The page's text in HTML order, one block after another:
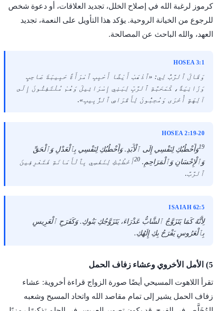
كرموز لرغبة الله في إصلاح الخلل، تجديد العلاقات، أو دعوة شخص
للرجوع من الخيانة الروحية. يؤكد هذا التأويل على النعمة، تجديد
العهد، والله الباحث عن المصالحة.
HOSEA 3:1
وَقَالَ ٱلرَّبُّ لِي: «ٱذْهَبْ أَيْضًا أَحْبِبِ ٱمْرَأَةً حَبِيبَةَ صَاحِبٍ
وَزَانِيَةً، كَمَحَبَّةِ ٱلرَّبِّ لِبَنِي إِسْرَائِيلَ وَهُمْ مُلْتَفِتُونَ إِلَى
آلِهَةٍ أُخْرَى وَمُحِبُّونَ لِأَقْرَاصِ ٱلزَّبِيبِ».
HOSEA 2:19-20
19وَأَخْطُبُكِ لِنَفْسِي إِلَى ٱلْأَبَدِ. وَأَخْطُبُكِ لِنَفْسِي بِٱلْعَدْلِ وَٱلْحَقِّ
وَٱلْإِحْسَانِ وَٱلْمَرَاحِمِ. 20أَخْطُبُكِ لِنَفْسِي بِٱلْأَمَانَةِ فَتَعْرِفِينَ
ٱلرَّبَّ.
ISAIAH 62:5
لِأَنَّهُ كَمَا يَتَزَوَّجُ ٱلشَّابُّ عَذْرَاءَ، يَتَزَوَّجُكِ بَنُوكِ. وَكَفَرَحِ ٱلْعَرِيسِ
بِٱلْعَرُوسِ يَفْرَحُ بِكِ إِلَهُكِ.
5) الأمل الأخروي وعشاء زفاف الحمل
تقرأ اللاهوت المسيحي أيضًا صورة الزواج قراءة أخروية: عشاء
زفاف الحمل يشير إلى تمام مقاصد الله واتحاد المسيح وشعبه